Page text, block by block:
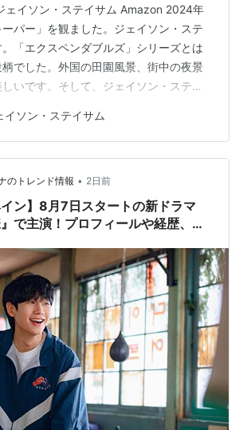
ェイソン・ステイサム Amazon 2024年
パー」を観ました。ジェイソン・ステ
「エクスペンダブルズ」シリーズとは
でした。外国の田園風景、街中の夜景
いです。そして、ジェイソン・ステイ
こいいですよね。 建物への侵入方法な
的なバカ息子才能の生かし方を間違え
テイサムに撃たれる視点ありバカ息子
ったのか？被害者娘のFBI捜査官が濃いけ
るとにかくジェイソン・ステイサムがか
v…
イソン・ステイサム
のトレンド情報 • 2日前
イン】8月7日スタートの新ドラマ
』で主演！プロフィールや経歴、韓